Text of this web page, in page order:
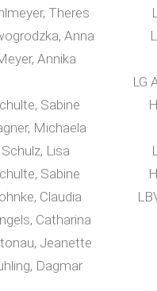
Theres
Anna
Annika
LG
Sabine
Michaela
Schulz, Lisa
Sabine
Claudia
Catharina
Jeanette
Dagmar